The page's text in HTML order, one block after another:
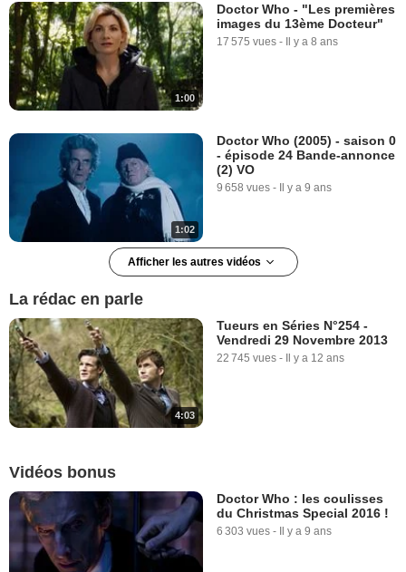
1:00
Doctor Who - "Les premières
images du 13ème Docteur"
17 575 vues - Il y a 8 ans
1:02
Doctor Who (2005) - saison 0
- épisode 24 Bande-annonce
(2) VO
9 658 vues - Il y a 9 ans
Afficher les autres vidéos
0:30
Doctor Who (2005) Teaser
5 494 vues - Il y a 9 ans
0:40
Doctor Who (2005) Teaser
La rédac en parle
4:03
Tueurs en Séries N°254 -
Vendredi 29 Novembre 2013
22 745 vues - Il y a 12 ans
Vidéos bonus
Doctor Who : les coulisses
du Christmas Special 2016 !
6 303 vues - Il y a 9 ans